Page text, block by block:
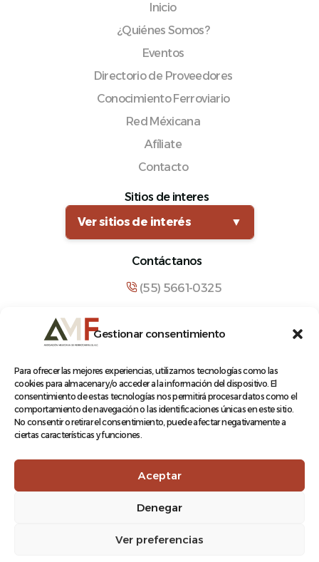
Gestionar consentimiento
Para ofrecer las mejores experiencias, utilizamos tecnologías como las
cookies para almacenar y/o acceder a la información del dispositivo. El
consentimiento de estas tecnologías nos permitirá procesar datos como el
comportamiento de navegación o las identificaciones únicas en este sitio.
No consentir o retirar el consentimiento, puede afectar negativamente a
ciertas características y funciones.
Aceptar
Denegar
Ver preferencias
Inicio
¿Quiénes Somos?
Eventos
Directorio de Proveedores
Conocimiento Ferroviario
Red Méxicana
Afíliate
Contacto
Sitios de interes
Ver sitios de interés
▼
Contáctanos
(55) 5661-0325
Manuel María Contreras 133, Cuauhtémoc,
Terminos y condiciones
Log In